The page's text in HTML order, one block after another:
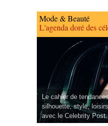
Mode & Beauté
L'agenda doré des
Le cahier de
silhouette, style,
avec le Celebrity Post.